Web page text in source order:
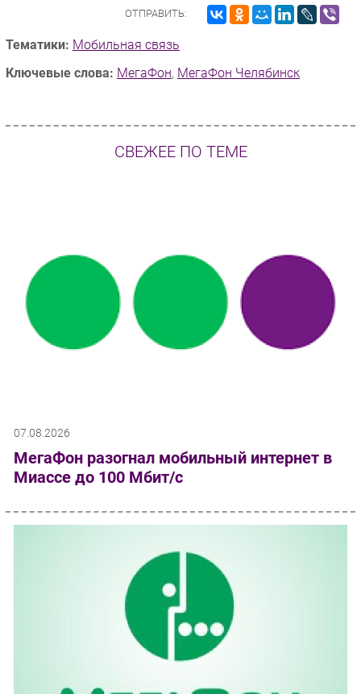
ОТПРАВИТЬ:
Тематики: Мобильная связь
Ключевые слова: МегаФон, МегаФон Челябинск
СВЕЖЕЕ ПО ТЕМЕ
07.08.2026
МегаФон разогнал мобильный интернет в
Миассе до 100 Мбит/с